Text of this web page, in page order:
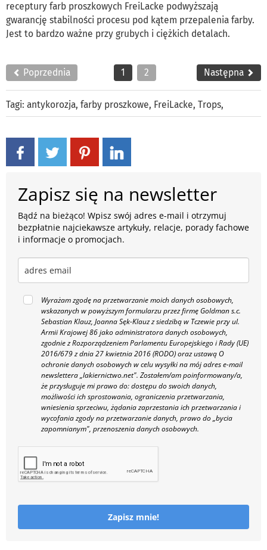
receptury farb proszkowych FreiLacke podwyższają
gwarancję stabilności procesu pod kątem przepalenia farby.
Jest to bardzo ważne przy grubych i ciężkich detalach.
Poprzednia 1 2 Następna
Tagi: antykorozja, farby proszkowe, FreiLacke, Trops,
Zapisz się na newsletter
Bądź na bieżąco! Wpisz swój adres e-mail i otrzymuj
bezpłatnie najciekawsze artykuły, relacje, porady fachowe
i informacje o promocjach.
Wyrażam zgodę na przetwarzanie moich danych osobowych,
wskazanych w powyższym formularzu przez firmę Goldman s.c.
Sebastian Klauz, Joanna Sęk-Klauz z siedzibą w Tczewie przy ul.
Armii Krajowej 86 jako administratora danych osobowych,
zgodnie z Rozporządzeniem Parlamentu Europejskiego i Rady (UE)
2016/679 z dnia 27 kwietnia 2016 (RODO) oraz ustawą O
ochronie danych osobowych w celu wysyłki na mój adres e-mail
newslettera „lakiernictwo.net". Zostałem/am poinformowany/a,
że przysługuje mi prawo do: dostępu do swoich danych,
możliwości ich sprostowania, ograniczenia przetwarzania,
wniesienia sprzeciwu, żądania zaprzestania ich przetwarzania i
wycofania zgody na przetwarzanie danych, prawo do „bycia
zapomnianym", przenoszenia danych osobowych.
Zapisz mnie!